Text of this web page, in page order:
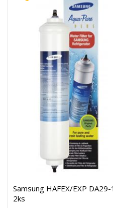
Samsung HAFEX/EXP
2ks